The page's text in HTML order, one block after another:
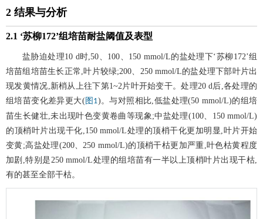
2 结果与分析
2.1 ‘苏柳172’组培苗耐盐阈值及表型
盐胁迫处理10 d时,50、100、150 mmol/L的盐处理下‘苏柳172’组
培苗组培苗生长正常,叶片较绿;200、250 mmol/L的盐处理下部叶片出
现发黄情况,新梢从上往下第1~2片叶开始变干。处理20 d后,各处理的
组培苗变化差异更大(图1)。与对照相比,低盐处理(50 mmol/L)的组培
苗生长健壮,未出现叶色变黄卷曲等现象;中盐处理(100、150 mmol/L)
的顶梢叶片出现干化,150 mmol/L处理的顶梢干化更加明显,叶片开始
变黄;高盐处理(200、250 mmol/L)的顶梢干枯更加严重,叶色枯黄程度
加剧,特别是250 mmol/L处理的组培苗有一半以上顶梢叶片出现干枯,
有的甚至全部干枯。